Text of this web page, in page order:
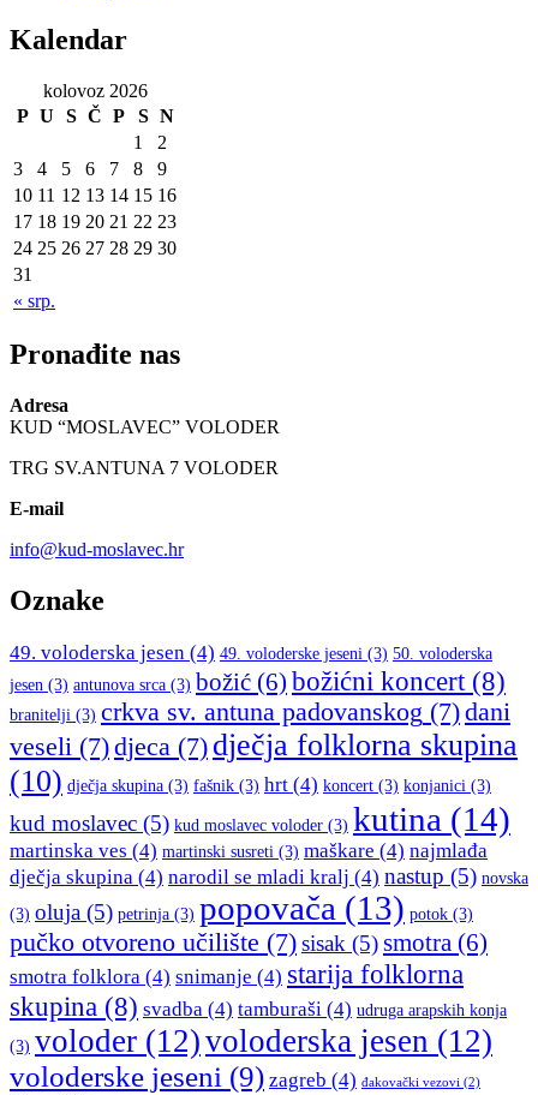
Kalendar
kolovoz 2026
P U S Č P S N
« srp.
1
2
3
4 5 6 7 8
9
10 11 12 13 14 15 16
17 18 19 20 21 22 23
24 25 26 27 28 29 30
31
Pronađite nas
Adresa
KUD “MOSLAVEC” VOLODER
TRG SV.ANTUNA 7 VOLODER
E-mail
info@kud-moslavec.hr
Oznake
49. voloderska jesen (4) 49. voloderske jeseni (3) 50. voloderska
jesen (3) antunova srca (3) božić (6) božićni koncert (8)
branitelji (3) crkva sv. antuna padovanskog (7)dani
veseli (7)djeca (7) dječja folklorna skupina
(10) dječja skupina (3) fašnik (3) hrt (4) koncert (3) konjanici (3)
kud moslavec (5) kud moslavec voloder (3) kutina (14)
martinska ves (4) martinski susreti (3) maškare (4) najmlađa
dječja skupina (4) narodil se mladi kralj (4) nastup (5) novska
(3) oluja (5) petrinja (3) popovača (13) potok (3)
pučko otvoreno učilište (7)sisak (5)smotra (6)
smotra folklora (4) snimanje (4) starija folklorna
skupina (8) svadba (4) tamburaši (4) udruga arapskih konja
(3) voloder (12)voloderska jesen (12)
voloderske jeseni (9) zagreb (4) đakovački vezovi (2)